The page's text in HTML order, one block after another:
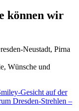
können wir
Neustadt, Pirna
Wünsche und